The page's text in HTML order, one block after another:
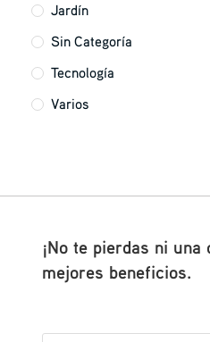
Jardín
Sin Categoría
Tecnología
Varios
¡No te pierdas ni
mejores beneficios.